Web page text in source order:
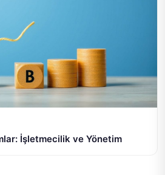
İşletmecilik ve Yönetim